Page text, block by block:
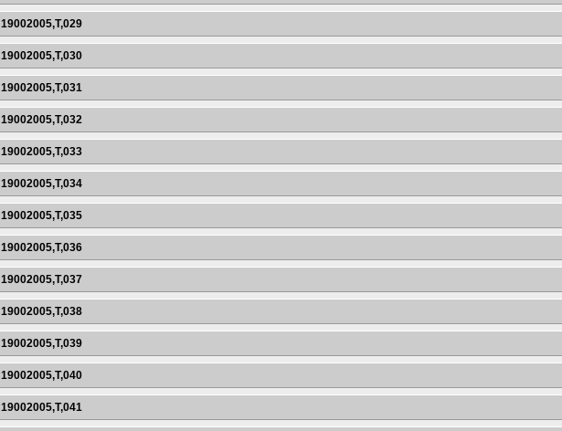
19002005,T,029
19002005,T,030
19002005,T,031
19002005,T,032
19002005,T,033
19002005,T,034
19002005,T,035
19002005,T,036
19002005,T,037
19002005,T,038
19002005,T,039
19002005,T,040
19002005,T,041